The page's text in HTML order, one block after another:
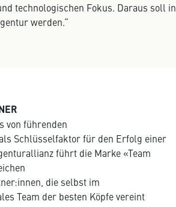
technologischen Fokus. Daraus soll in
werden.“
von führenden
Schlüsselfaktor für den Erfolg einer
führt die Marke «Team
die selbst im
Team der besten Köpfe vereint